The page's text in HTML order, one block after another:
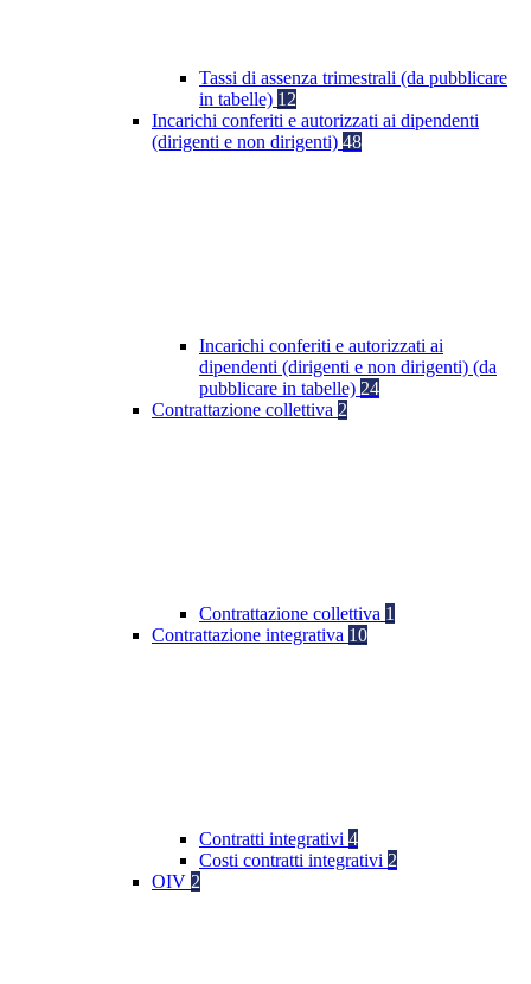
Tassi di assenza trimestrali (da pubblicare
in tabelle) 12
Incarichi conferiti e autorizzati ai dipendenti
(dirigenti e non dirigenti) 48
Incarichi conferiti e autorizzati ai
dipendenti (dirigenti e non dirigenti) (da
pubblicare in tabelle) 24
Contrattazione collettiva 2
Contrattazione collettiva 1
Contrattazione integrativa 10
Contratti integrativi 4
Costi contratti integrativi 2
OIV 2